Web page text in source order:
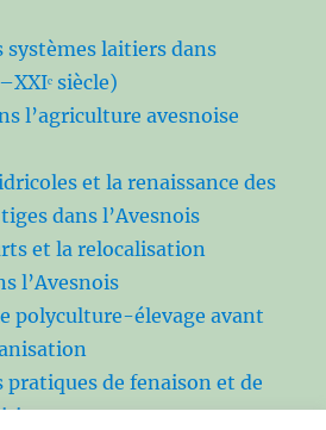
systèmes laitiers dans
siècle)
l’agriculture avesnoise
et la renaissance des
dans l’Avesnois
et la relocalisation
l’Avesnois
polyculture-élevage avant
pratiques de fenaison et de